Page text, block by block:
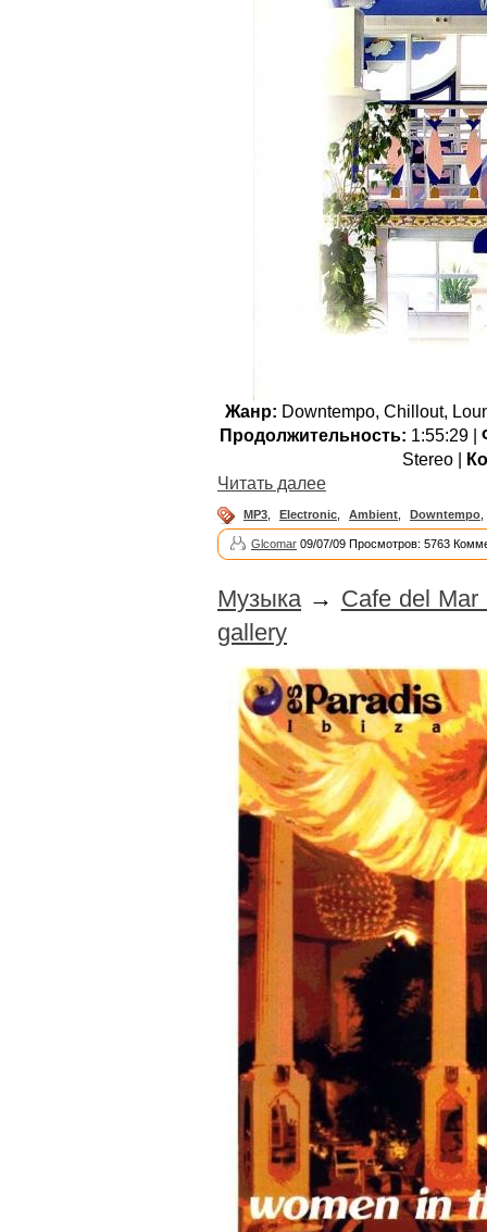
Жанр: Downtempo, Chillout,
Продолжительность: 1:55:29 |
Stereo |
Читать далее
MP3 Electronic Ambient Downtempo
Glcomar 09/07/09 Просмотров: 5763
Музыка→ Cafe del
gallery